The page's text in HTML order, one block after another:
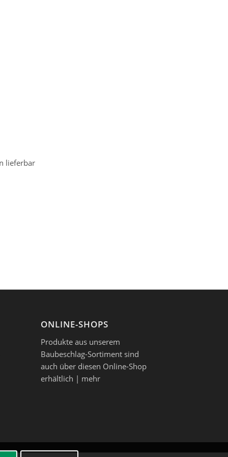
lieferbar
ONLINE-SHOPS
Produkte aus unserem
Baubeschlag-Sortiment sind
auch über diesen Online-Shop
erhältlich | mehr